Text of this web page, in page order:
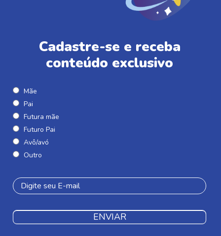
Cadastre-se e receba
conteúdo exclusivo
Mãe
Pai
Futura mãe
Futuro Pai
Avô/avó
Outro
ENVIAR